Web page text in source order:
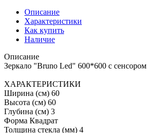
Описание
Характеристики
Как купить
Наличие
Описание
Зеркало "Bruno Led" 600*600 с сенсором
ХАРАКТЕРИСТИКИ
Ширина (см) 60
Высота (см) 60
Глубина (см) 3
Форма Квадрат
Толщина стекла (мм) 4